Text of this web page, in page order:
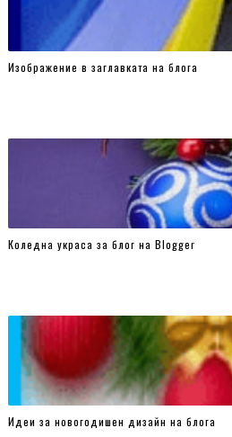
Изображение в заглавката на блога
Коледна украса за блог на Blogger
Идеи за новогодишен дизайн на блога